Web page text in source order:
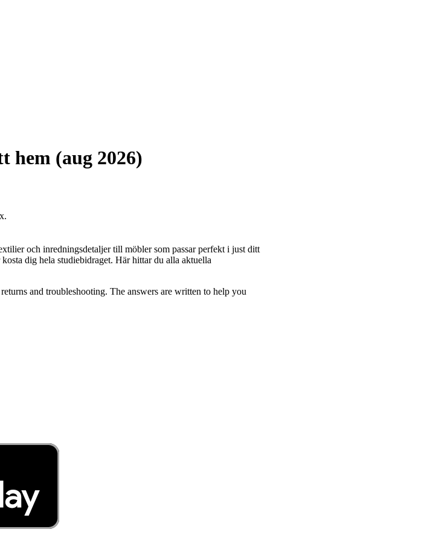
hem (aug 2026)
och inredningsdetaljer till möbler som passar perfekt i just ditt
dig hela studiebidraget. Här hittar du alla aktuella
and troubleshooting. The answers are written to help you